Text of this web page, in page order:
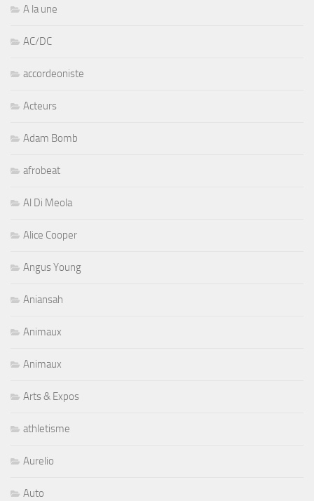
A la une
AC/DC
accordeoniste
Acteurs
Adam Bomb
afrobeat
Al Di Meola
Alice Cooper
Angus Young
Aniansah
Animaux
Animaux
Arts & Expos
athletisme
Aurelio
Auto